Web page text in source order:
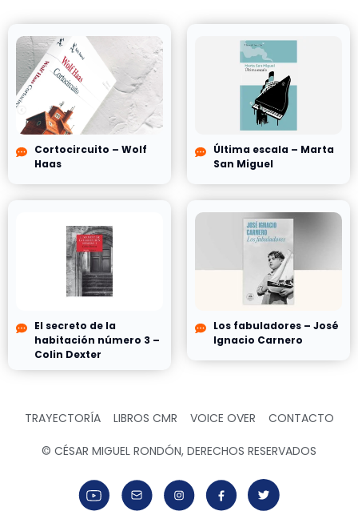
Cortocircuito – Wolf
Haas
Última escala – Marta
San Miguel
El secreto de la
habitación número 3 –
Colin Dexter
Los fabuladores – José
Ignacio Carnero
TRAYECTORÍA LIBROS CMR VOICE OVER CONTACTO
© CÉSAR MIGUEL RONDÓN, DERECHOS RESERVADOS